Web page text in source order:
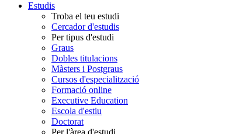
Estudis
Troba el teu estudi
Cercador d'estudis
Per tipus d'estudi
Graus
Dobles titulacions
Màsters i Postgraus
Cursos d'especialització
Formació online
Executive Education
Escola d'estiu
Doctorat
Per l'àrea d'estudi